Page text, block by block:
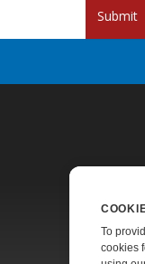
Submit
Pricing
Paid
To
cookies